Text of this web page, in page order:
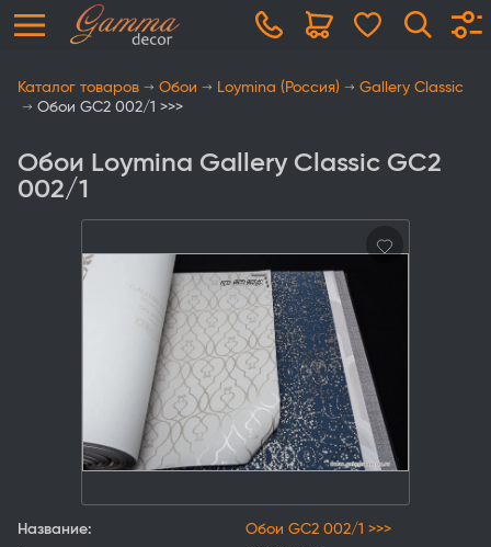
Каталог товаров Обои Loymina (Россия)
Gallery Classic
Обои GC2 002/1 >>>
Обои Loymina Gallery Classic GC2
002/1
Название:
Обои GC2 002/1 >>>